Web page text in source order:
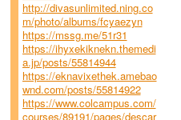
http://divasunlimited.ning.co
m/photo/albums/fcyaezyn
https://mssg.me/51r31
https://ihyxekiknekn.themedi
a.jp/posts/55814944
https://eknavixethek.amebao
wnd.com/posts/55814922
https://www.colcampus.com/
courses/89191/pages/descar